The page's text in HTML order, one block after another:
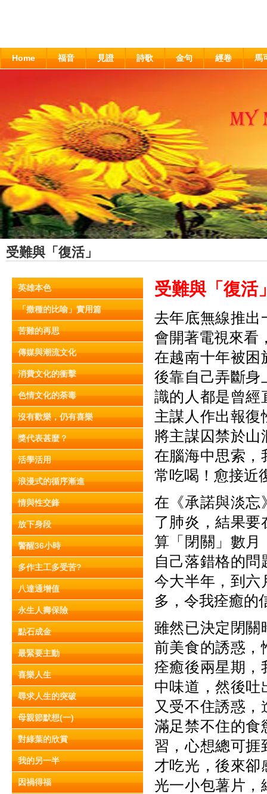
Home 福音 見證 詩歌 金句 經卷 馬
受難與「復活」
英雄本色
「撒種的比喻」實用篇
苦難的再思
傳媒與潮流文化
消費文化的衝擊
色情文化的荼毒
沒有歡樂，仍有喜樂
獎代表甚麼？
活學活用
浪漫式的循序漸進
情與性交鋒
放下身段
警醒36小時
多作主工多受苦?
八達通增值
永生人壽保險
點石成金
最緊要主動
喜樂人生
尋求人生的突破
母親節默想(一)
對綠葉的欣賞
我的另一半
因禍得福
受難與「復活
去年底無線推出
會開著電視來看
在越南十年被困
後靠自己弄斷身
識的人都是曾經
主謀人作出報
將主謀囚禁於山
在腦海中思索，
常吃喝！愈接近
在《承諾與淡忘
了肺炎，結果
算「閉關」數月
自己落錯格的
今大半年，到六
多，令我痊癒的
雖然已決定閉關
前美食的誘惑，
痊癒後兩星期，
中味道，然後吐
又受不住誘惑
滿足禁不住的食
習，心想總可捱
才吃光，後來卻
光一小包薯片